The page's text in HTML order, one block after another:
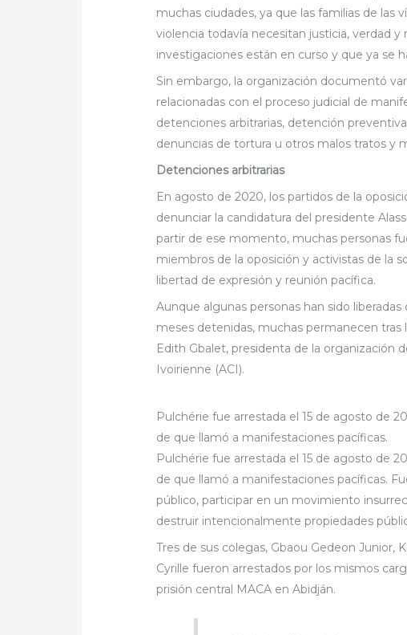
muchas ciudades, ya que las familias de
violencia todavía necesitan justicia, verdad y
investigaciones están en curso y que ya se
Sin embargo, la organización documentó
relacionadas con el proceso judicial de
detenciones arbitrarias, detención
denuncias de tortura u otros malos tratos y
Detenciones arbitrarias
En agosto de 2020, los partidos de la
denunciar la candidatura del presidente
partir de ese momento, muchas personas
miembros de la oposición y activistas de la
libertad de expresión y reunión pacífica.
Aunque algunas personas han sido
meses detenidas, muchas permanecen tras
Edith Gbalet, presidenta de la organización
Ivoirienne (ACI).
Pulchérie fue arrestada el 15 de agosto de
de que llamó a manifestaciones pacíficas.
Pulchérie fue arrestada el 15 de agosto de
de que llamó a manifestaciones pacíficas.
público, participar en un movimiento
destruir intencionalmente propiedades
Tres de sus colegas, Gbaou Gedeon Junior,
Cyrille fueron arrestados por los mismos
prisión central MACA en Abidján.